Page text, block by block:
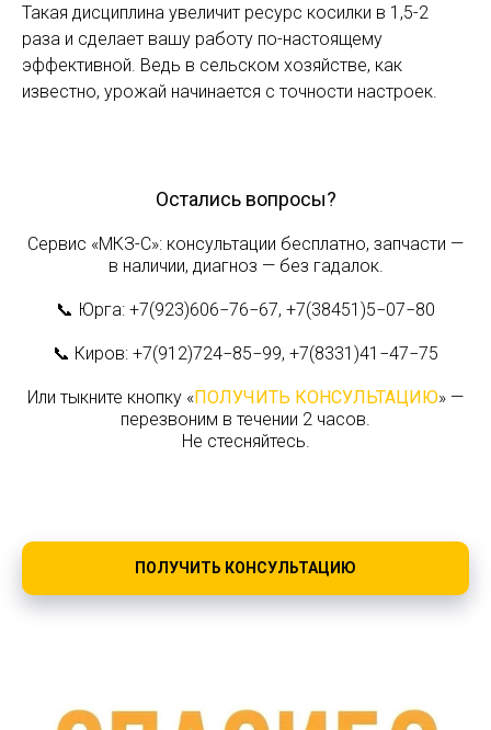
Такая дисциплина увеличит ресурс косилки в 1,5-2
раза и сделает вашу работу по-настоящему
эффективной. Ведь в сельском хозяйстве, как
известно, урожай начинается с точности настроек.
Остались вопросы?
Сервис «МКЗ-С»: консультации бесплатно, запчасти —
в наличии, диагноз — без гадалок.
📞 Юрга: +7(923)606−76−67, +7(38451)5−07−80
📞 Киров: +7(912)724−85−99, +7(8331)41−47−75
Или тыкните кнопку «ПОЛУЧИТЬ КОНСУЛЬТАЦИЮ» —
перезвоним в течении 2 часов.
Не стесняйтесь.
ПОЛУЧИТЬ КОНСУЛЬТАЦИЮ